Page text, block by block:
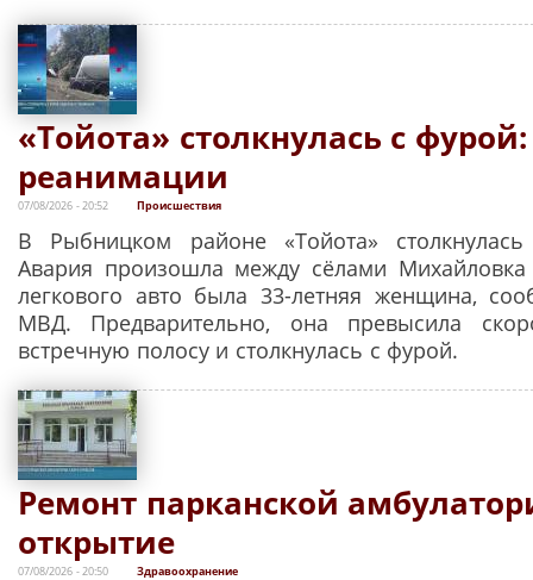
«Тойота» столкнулась с
реанимации
07/08/2026 - 20:52 Происшествия
В Рыбницком районе «Тойота»
Авария произошла между сёлами
легкового авто была 33-летняя женщина,
МВД. Предварительно, она превысила
встречную полосу и столкнулась с фурой.
Ремонт парканской
открытие
07/08/2026 - 20:50 Здравоохранение